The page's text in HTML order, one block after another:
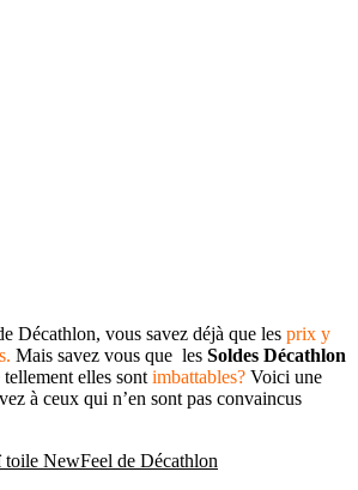
Décathlon, vous savez déjà que les prix y
Mais savez vous que les Soldes Décathlon
elles sont imbattables? Voici une
à ceux qui n’en sont pas convaincus
toile NewFeel de Décathlon